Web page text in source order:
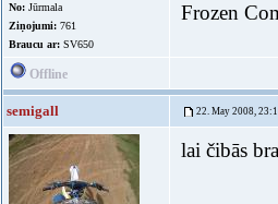
No: Jūrmala
Ziņojumi: 761
Braucu ar: SV650
Frozen
Offline
semigall 22. May 2008,
lai čibās